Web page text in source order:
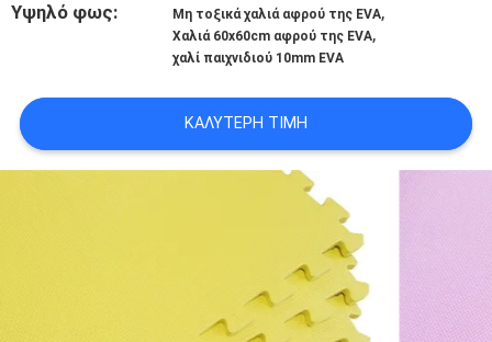
ΖΗΤΉΣΤΕ
ΈΝΑ
ΑΠΌΣΠΑΣΜΑ
Υψηλό φως: Μη τοξικά χαλιά αφρού της EVA,
Χαλιά 60x60cm αφρού της EVA,
χαλί παιχνιδιού 10mm EVA
ΚΑΛΎΤΕΡΗ ΤΙΜΉ